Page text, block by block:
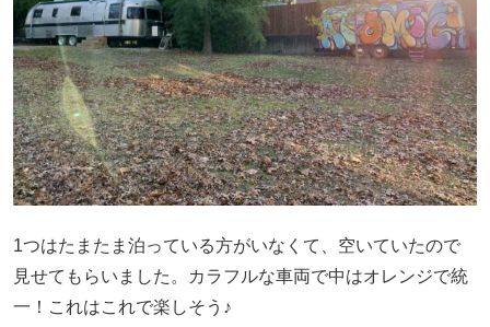
1つはたまたま泊っている方がいなくて、空いていたので
見せてもらいました。カラフルな車両で中はオレンジで統
一！これはこれで楽しそう♪